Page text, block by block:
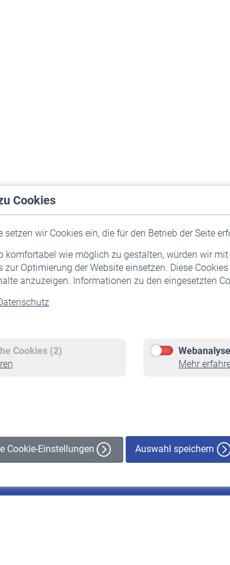
Cookies
setzen wir Cookies ein, die für den Betrieb der Seite
komfortabel wie möglich zu gestalten, würden wir
zur Optimierung der Website einsetzen. Diese
anzuzeigen. Informationen zu den eingesetzten
Cookies (2)
Mehr
Cookie-Einstellungen Auswahl speichern
Staatliche Förderung
Rente beantragen
Rentenauszahlung